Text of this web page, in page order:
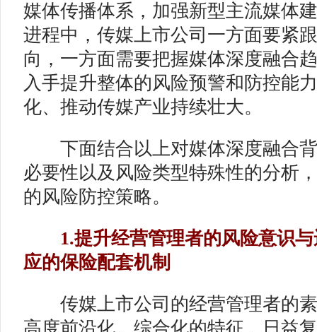
媒体传播体系，加强新型主流媒体
进程中，传媒上市公司一方面要紧
向，一方面需要把握媒体深度融合
入手提升整体的风险预警和防控能
化、推动传媒产业持续壮大。
下面结合以上对媒体深度融合背
必要性以及风险类型特殊性的分析
的风险防控策略。
1.提升经营管理者的风险意识与
应的保险配套机制
传媒上市公司的经营管理者的素